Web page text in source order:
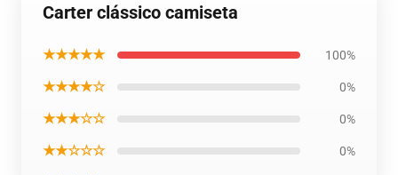
Carter clássico camiseta
★★★★★ 100%
★★★★☆ 0%
★★★☆☆ 0%
★★☆☆☆ 0%